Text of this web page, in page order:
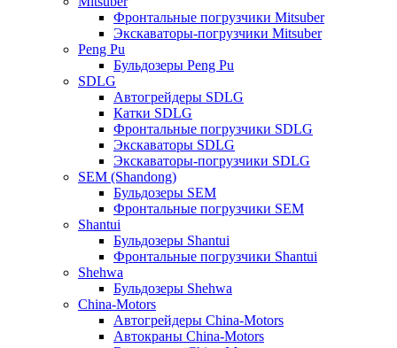
Фронтальные погрузчики Mitsuber
Экскаваторы-погрузчики Mitsuber
Peng Pu
Бульдозеры Peng Pu
SDLG
Автогрейдеры SDLG
Катки SDLG
Фронтальные погрузчики SDLG
Экскаваторы SDLG
Экскаваторы-погрузчики SDLG
SEM (Shandong)
Бульдозеры SEM
Фронтальные погрузчики SEM
Shantui
Бульдозеры Shantui
Фронтальные погрузчики Shantui
Shehwa
Бульдозеры Shehwa
China-Motors
Автогрейдеры China-Motors
Автокраны China-Motors